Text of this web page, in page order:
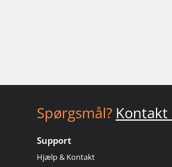
Spørgsmål? Kontakt
Support
Hjælp & Kontakt